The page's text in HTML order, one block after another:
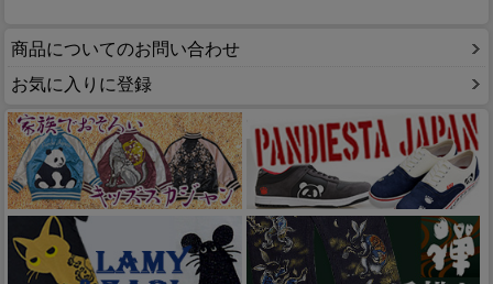
商品についてのお問い合わせ
お気に入りに登録